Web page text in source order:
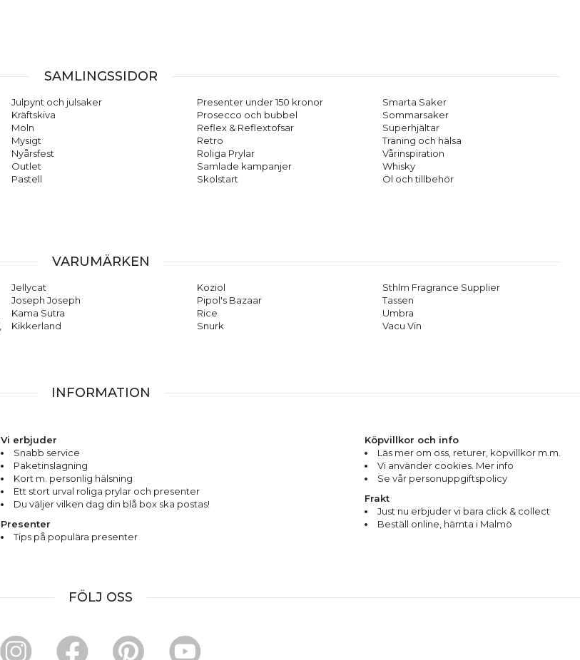
SAMLINGSSIDOR
Julpynt och julsaker
Kräftskiva
Moln
Mysigt
Nyårsfest
Outlet
Pastell
Presenter under 150 kronor
Prosecco och bubbel
Reflex & Reflextofsar
Retro
Roliga Prylar
Samlade kampanjer
Skolstart
Smarta Saker
Sommarsaker
Superhjältar
Träning och hälsa
Vårinspiration
Whisky
Öl och tillbehör
VARUMÄRKEN
Jellycat
Joseph Joseph
Kama Sutra
Kikkerland
Koziol
Pipol's Bazaar
Rice
Snurk
Sthlm Fragrance Supplier
Tassen
Umbra
Vacu Vin
INFORMATION
Vi erbjuder
Snabb service
Paketinslagning
Kort m. personlig hälsning
Ett stort urval roliga prylar och presenter
Du väljer vilken dag din blå box ska postas!
Presenter
Tips på populära presenter
Köpvillkor och info
Läs mer om oss returer köpvillkor m.m.
Vi använder cookies. Mer info
Se vår personuppgiftspolicy
Frakt
Just nu erbjuder vi bara click & collect
Beställ online, hämta i Malmö
FÖLJ OSS